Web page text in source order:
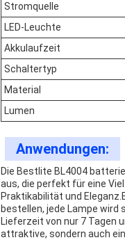
Stromquelle
LED-Leuchte
Akkulaufzeit
Schaltertyp
Material
Lumen
Anwendungen:
Die Bestlite BL4004
aus, die perfekt für eine
Praktikabilität und
bestellen, jede Lampe
Lieferzeit von nur 7 Tagen
attraktive, sondern auch